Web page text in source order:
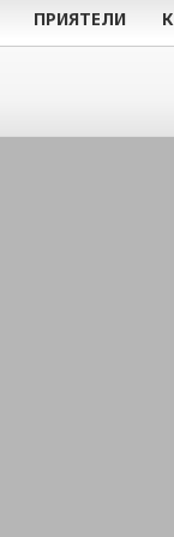
ПРИЯТЕЛИ